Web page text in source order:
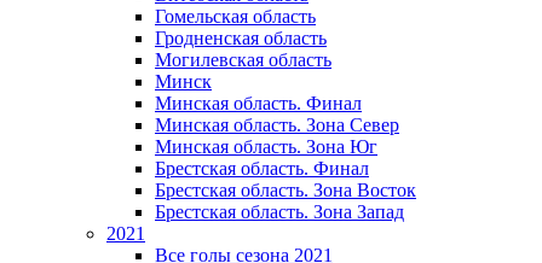
Гомельская область
Гродненская область
Могилевская область
Минск
Mинская область. Финал
Минская область. Зона Север
Минская область. Зона Юг
Брестская область. Финал
Брестская область. Зона Восток
Брестская область. Зона Запад
2021
Все голы сезона 2021